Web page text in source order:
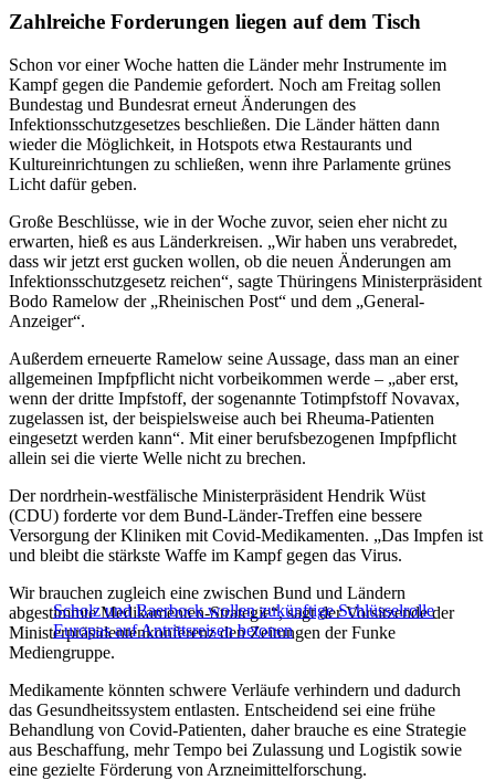
Zahlreiche Forderungen liegen auf dem Tisch
Schon vor einer Woche hatten die Länder mehr Instrumente im
Kampf gegen die Pandemie gefordert. Noch am Freitag sollen
Bundestag und Bundesrat erneut Änderungen des
Infektionsschutzgesetzes beschließen. Die Länder hätten dann
wieder die Möglichkeit, in Hotspots etwa Restaurants und
Kultureinrichtungen zu schließen, wenn ihre Parlamente grünes
Licht dafür geben.
Große Beschlüsse, wie in der Woche zuvor, seien eher nicht zu
erwarten, hieß es aus Länderkreisen. „Wir haben uns verabredet,
dass wir jetzt erst gucken wollen, ob die neuen Änderungen am
Infektionsschutzgesetz reichen“, sagte Thüringens Ministerpräsident
Bodo Ramelow der „Rheinischen Post“ und dem „General-
Anzeiger“.
Außerdem erneuerte Ramelow seine Aussage, dass man an einer
allgemeinen Impfpflicht nicht vorbeikommen werde – „aber erst,
wenn der dritte Impfstoff, der sogenannte Totimpfstoff Novavax,
zugelassen ist, der beispielsweise auch bei Rheuma-Patienten
eingesetzt werden kann“. Mit einer berufsbezogenen Impfpflicht
allein sei die vierte Welle nicht zu brechen.
Der nordrhein-westfälische Ministerpräsident Hendrik Wüst
(CDU) forderte vor dem Bund-Länder-Treffen eine bessere
Versorgung der Kliniken mit Covid-Medikamenten. „Das Impfen ist
und bleibt die stärkste Waffe im Kampf gegen das Virus.
Scholz und Baerbock wollen zukünftige Schlüsselrolle
Europas auf Antrittsreisen betonen
Wir brauchen zugleich eine zwischen Bund und Ländern
abgestimmte Medikamenten-Strategie“, sagt der Vorsitzende der
Ministerpräsidentenkonferenz den Zeitungen der Funke
Mediengruppe.
Medikamente könnten schwere Verläufe verhindern und dadurch
das Gesundheitssystem entlasten. Entscheidend sei eine frühe
Behandlung von Covid-Patienten, daher brauche es eine Strategie
aus Beschaffung, mehr Tempo bei Zulassung und Logistik sowie
eine gezielte Förderung von Arzneimittelforschung.